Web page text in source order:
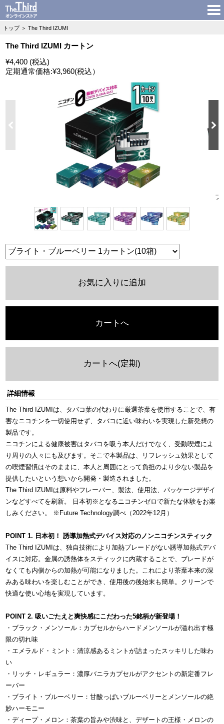
トップ ＞ The Third IZUMI
The Third IZUMI カートン
¥4,400 (税込)
定期通常価格:¥3,960(税込）
ブ
お気に入りに追加
カートへ
カートへ(定期)
詳細情報
The Third IZUMIは、タバコ葉の代わりに厳選茶葉を使用することで、有
害なニコチンを一切使用せず、タバコに近い味わいを実現した新発想の
製品です。
ニコチンによる健康被害はタバコを吸う本人だけでなく、受動喫煙によ
り周りの人々にも及びます。そこで本製品は、リフレッシュ効果として
の喫煙習慣はそのままに、本人と周囲にとって負担のより少ない製品を
提供したいという想いから開発・製造されました。
The Third IZUMIは原料やフレーバー、製法、使用法、パッケージデザイ
ンなどすべてを刷新。 日本初※となるニコチンゼロで新たな体験をお楽
しみください。 ※Future Technology調べ（2022年12月）
POINT 1. 日本初！ 誘導加熱式デバイス対応のノンニコチンスティック
The Third IZUMIは、独自技術により加熱ブレードがない誘導加熱式デバ
イスに対応。金属の誘熱体をスティックに内蔵することで、ブレードが
なくても内側からの加熱が可能になりました。これにより茶葉本来の深
みある味わいを楽しむことができ、使用後の後始末も簡単。クリーンで
快適な使い心地を実現しています。
POINT 2. 吸いごたえと爽快感にこだわった5銘柄が新登場！
・ブラック・メンソール：カプセルからハードメンソールが溢れ出す極
限の切れ味
・エメラルド・ミント：清涼感あるミントが詰まったスッキリした味わ
い
・リッチ・レギュラー：濃厚バニラカプセルがアクセントの新定番フレ
ーバー
・ブライト・ブルーベリー：甘酸っぱいブルーベリーとメンソールの絶
妙ハーモニー
・ディープ・メロン：茶葉の旨みや渋味と、デザートの王様・メロンの